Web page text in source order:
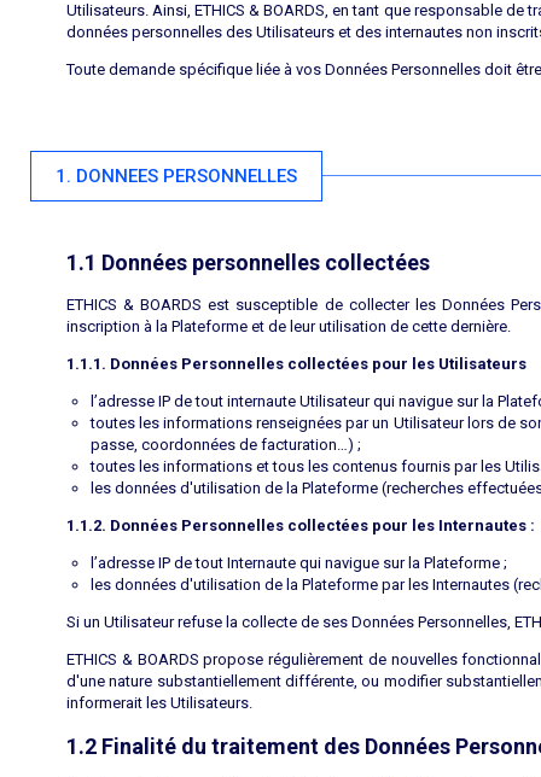
Utilisateurs. Ainsi, ETHICS & BOARDS, en tant que responsable
données personnelles des Utilisateurs et des internautes non
Toute demande spécifique liée à vos Données Personnelles doit
1. DONNEES PERSONNELLES
1.1 Données personnelles collectées
ETHICS & BOARDS est susceptible de collecter les Données
inscription à la Plateforme et de leur utilisation de cette dernière.
1.1.1. Données Personnelles collectées pour les Utilisateurs
l’adresse IP de tout internaute Utilisateur qui navigue sur la
toutes les informations renseignées par un Utilisateur lors de
passe, coordonnées de facturation…) ;
toutes les informations et tous les contenus fournis par les
les données d'utilisation de la Plateforme (recherches
1.1.2. Données Personnelles collectées pour les Internautes :
l’adresse IP de tout Internaute qui navigue sur la Plateforme ;
les données d'utilisation de la Plateforme par les Internautes
Si un Utilisateur refuse la collecte de ses Données Personnelles,
ETHICS & BOARDS propose régulièrement de nouvelles
d'une nature substantiellement différente, ou modifier
informerait les Utilisateurs.
1.2 Finalité du traitement des Données